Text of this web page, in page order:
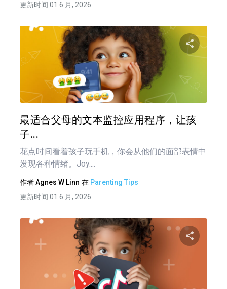
更新时间 01 6 月, 2026
最适合父母的文本监控应用程序，让孩
子...
花点时间看着孩子玩手机，你会从他们的面部表情中
发现各种情绪。Joy....
作者Agnes W Linn 在 Parenting Tips
更新时间 01 6 月, 2026